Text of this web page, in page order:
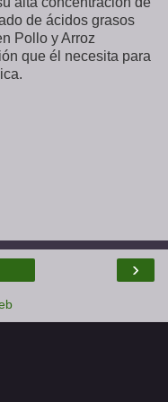
de ácidos grasos
Pollo y Arroz
que él necesita para
›